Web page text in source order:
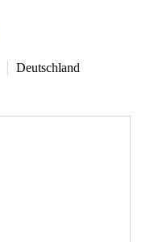
Deutschland